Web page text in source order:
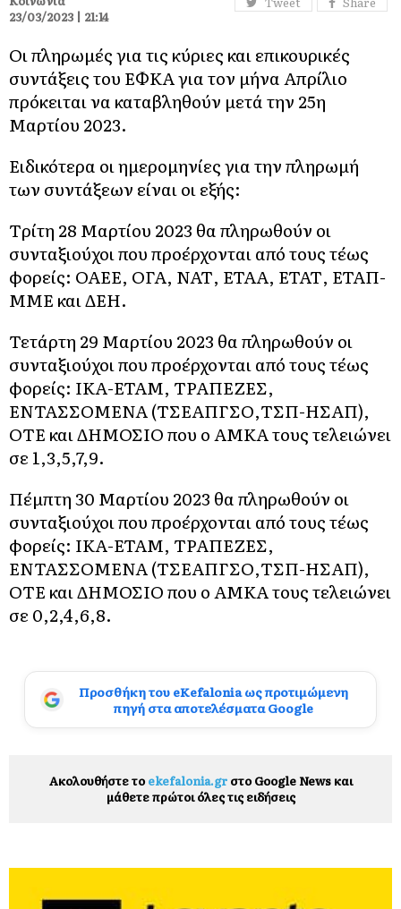
23/03/2023 | 21:14
Οι πληρωμές για τις κύριες και επικουρικές
συντάξεις του ΕΦΚΑ για τον μήνα Απρίλιο
πρόκειται να καταβληθούν μετά την 25η
Μαρτίου 2023.
Ειδικότερα οι ημερομηνίες για την πληρωμή
των συντάξεων είναι οι εξής:
Tρίτη 28 Μαρτίου 2023 θα πληρωθούν οι
συνταξιούχοι που προέρχονται από τους τέως
φορείς: ΟΑΕΕ, ΟΓΑ, ΝΑΤ, ΕΤΑΑ, ΕΤΑΤ, ΕΤΑΠ-
ΜΜΕ και ΔΕΗ.
Τετάρτη 29 Μαρτίου 2023 θα πληρωθούν οι
συνταξιούχοι που προέρχονται από τους τέως
φορείς: ΙΚΑ-ΕΤΑΜ, ΤΡΑΠΕΖΕΣ,
ΕΝΤΑΣΣΟΜΕΝΑ (ΤΣΕΑΠΓΣΟ,ΤΣΠ-ΗΣΑΠ),
ΟΤΕ και ΔΗΜΟΣΙΟ που ο ΑΜΚΑ τους τελειώνει
σε 1,3,5,7,9.
Πέμπτη 30 Μαρτίου 2023 θα πληρωθούν οι
συνταξιούχοι που προέρχονται από τους τέως
φορείς: ΙΚΑ-ΕΤΑΜ, ΤΡΑΠΕΖΕΣ,
ΕΝΤΑΣΣΟΜΕΝΑ (ΤΣΕΑΠΓΣΟ,ΤΣΠ-ΗΣΑΠ),
ΟΤΕ και ΔΗΜΟΣΙΟ που ο ΑΜΚΑ τους τελειώνει
σε 0,2,4,6,8.
Προσθήκη του eKefalonia ως προτιμώμενη
πηγή στα αποτελέσματα Google
Ακολουθήστε το ekefalonia.grστο Google News και
μάθετε πρώτοι όλες τις ειδήσεις